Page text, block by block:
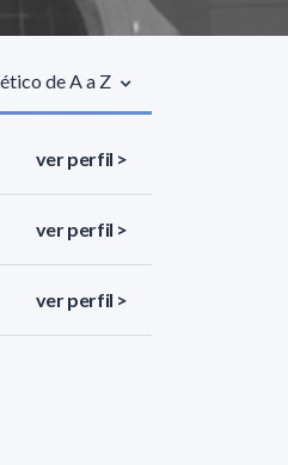
de A a Z
ver perfil >
ver perfil >
ver perfil >